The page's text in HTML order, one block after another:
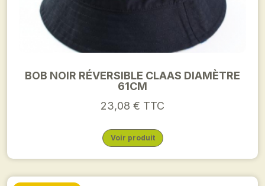
BOB NOIR RÉVERSIBLE CLAAS DIAMÈTRE
61CM
23,08 € TTC
Voir produit